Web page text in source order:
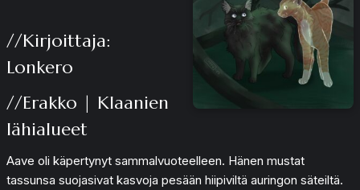
//Kirjoittaja:
Lonkero
//Erakko | Klaanien
lähialueet
Aave oli käpertynyt sammalvuoteelleen. Hänen mustat
tassunsa suojasivat kasvoja pesään hiipiviltä auringon säteiltä.